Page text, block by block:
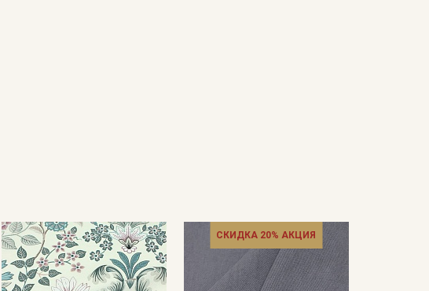
СКИДКА 20% АКЦИЯ